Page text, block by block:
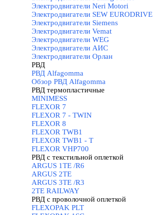
Электродвигатели Neri Motori
Электродвигатели SEW EURODRIVE
Электродвигатели Siemens
Электродвигатели Vemat
Электродвигатели WEG
Электродвигатели АИС
Электродвигатели Орлан
РВД
РВД Alfagomma
Обзор РВД Alfagomma
РВД термопластичные
MINIMESS
FLEXOR 7
FLEXOR 7 - TWIN
FLEXOR 8
FLEXOR TWB1
FLEXOR TWB1 - T
FLEXOR VHP700
РВД с текстильной оплеткой
ARGUS 1TE /R6
ARGUS 2TЕ
ARGUS 3TE /R3
2TE RAILWAY
РВД с проволочной оплеткой
FLEXOPAK PLT